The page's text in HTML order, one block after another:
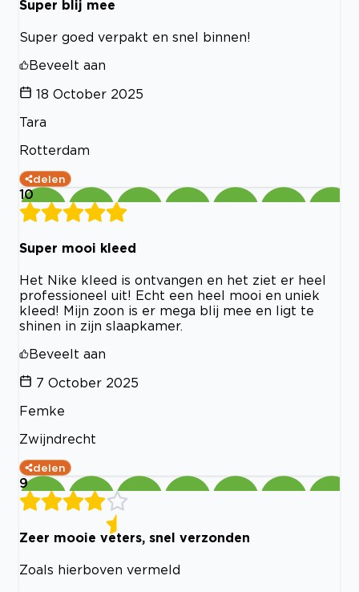
Super blij mee
Super goed verpakt en snel binnen!
Beveelt aan
18 October 2025
Tara
Rotterdam
delen
10
Super mooi kleed
Het Nike kleed is ontvangen en het ziet er heel
professioneel uit! Echt een heel mooi en uniek
kleed! Mijn zoon is er mega blij mee en ligt te
shinen in zijn slaapkamer.
Beveelt aan
7 October 2025
Femke
Zwijndrecht
delen
9
Zeer mooie veters, snel verzonden
Zoals hierboven vermeld